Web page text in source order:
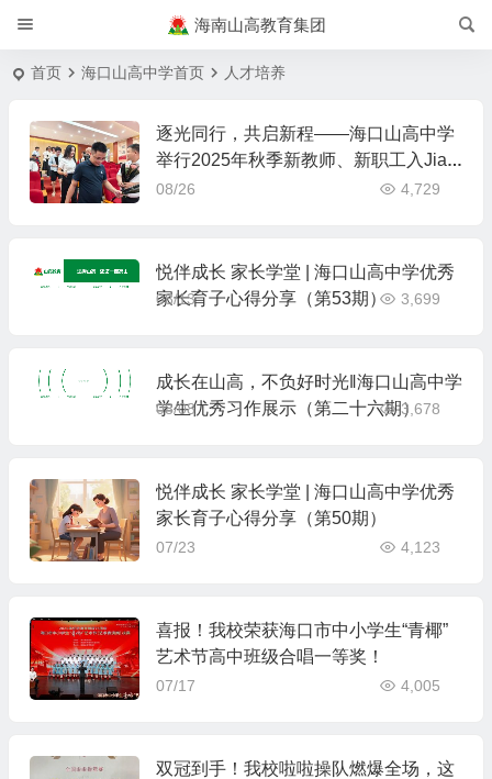
海南山高教育集团
首页 海口山高中学首页 人才培养
逐光同行，共启新程——海口山高中学
举行2025年秋季新教师、新职工入Jia
仪式
08/26 4,729
悦伴成长 家长学堂 | 海口山高中学优秀
家长育子心得分享（第53期）
08/13 3,699
成长在山高，不负好时光‖海口山高中学
学生优秀习作展示（第二十六期）
08/08 3,678
悦伴成长 家长学堂 | 海口山高中学优秀
家长育子心得分享（第50期）
07/23 4,123
喜报！我校荣获海口市中小学生“青椰”
艺术节高中班级合唱一等奖！
07/17 4,005
双冠到手！我校啦啦操队燃爆全场，这